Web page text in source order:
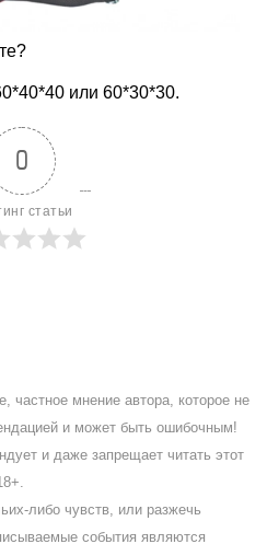
или 60*30*30.
0
статьи
частное мнение автора, которое не
и может быть ошибочным!
и даже запрещает читать этот
либо чувств, или разжечь
события являются